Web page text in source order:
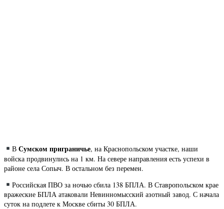
ВСумском приграничье, на Краснопольском участке, наши
войска продвинулись на 1 км. На севере направления есть успехи в
районе села Сопыч. В остальном без перемен.
Российская ПВО за ночью сбила 138 БПЛА. В Ставропольском крае
вражеские БПЛА атаковали Невинномысский азотный завод. С начала
суток на подлете к Москве сбиты 30 БПЛА.